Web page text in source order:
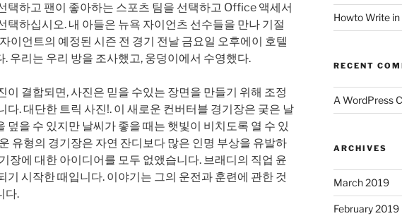
택하고 팬이 좋아하는 스포츠 팀을 선택하고 Office 액세서
택하십시오. 내 아들은 뉴욕 자이언츠 선수들을 만나 기절
이언트의 예정된 시즌 전 경기 전날 금요일 오후에이 호텔
. 우리는 우리 방을 조사했고, 웅덩이에서 수영했다.
이 결합되면, 사진은 믿을 수있는 장면을 만들기 위해 조정
다. 대단한 트릭 사진!. 이 새로운 컨버터블 경기장은 궂은 날
덮을 수 있지만 날씨가 좋을 때는 햇빛이 비치도록 열 수 있
유형의 경기장은 자연 잔디보다 많은 인명 부상을 유발하
장에 대한 아이디어를 모두 없앴습니다. 브래디의 직업 윤
기 시작한 때입니다. 이야기는 그의 운전과 훈련에 관한 것
다.
Howto Write
RECENT
A WordPress
ARCHIVES
March 2019
February 2019